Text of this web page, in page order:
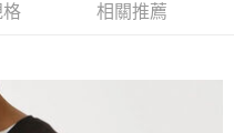
、繳款截止日，確認付款後即完
後續交易確認頁面所載為準。
」的支付方式。 讓您購物簡單
格 相關推薦